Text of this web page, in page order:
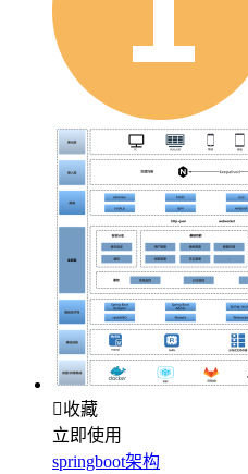
收藏
立即使用
springboot架构